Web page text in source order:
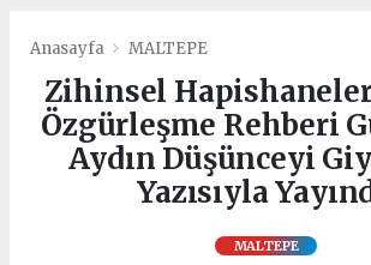
Anasayfa MALTEPE
Zihinsel
Özgürleşme Rehberi
Aydın Düşünceyi
Yazısıyla
MALTEPE